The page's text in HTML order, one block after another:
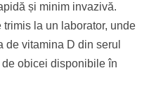
și minim invazivă.
la un laborator, unde
de vitamina D din serul
obicei disponibile în